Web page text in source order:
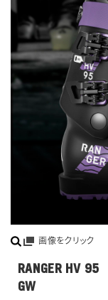
画像をクリック
RANGER HV 95
GW